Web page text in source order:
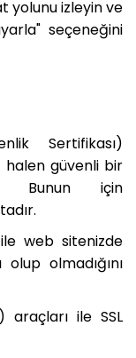
yolunu izleyin ve
seçeneğini
Sertifikası)
halen güvenli bir
Bunun için
web sitenizde
olmadığını
ile SSL